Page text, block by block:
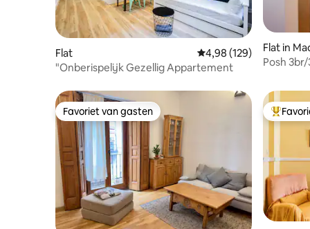
Flat Gemiddelde
4,98 (129)
"Onberispelijk Gezellig Appartement
Flat in
Posh
Favoriet van gasten
Favoriet van gasten